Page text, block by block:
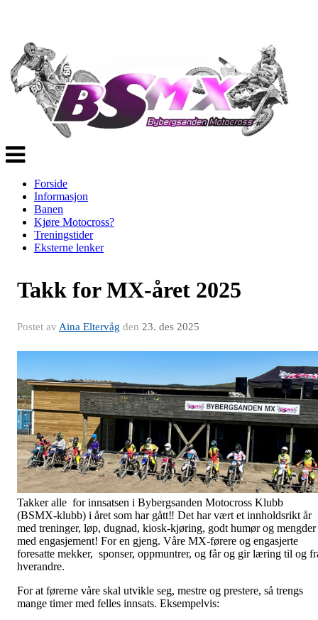
Veksle
navigasjon
Forside
Informasjon
Banen
Kjøre Motocross?
Treningstider
Eksterne lenker
Takk for MX-året 2025
Postet av Aina Eltervåg den 23. des 2025
Takker alle for innsatsen i Bybergsanden Motocross Klubb
(BSMX-klubb) i året som har gått‼️ Det har vært et innholdsrikt år
med treninger, løp, dugnad, kiosk-kjøring, godt humør og mengder
med engasjement! For en gjeng. Våre MX-førere og engasjerte
foresatte mekker, sponser, oppmuntrer, og får og gir læring til og
hverandre.
For at førerne våre skal utvikle seg, mestre og prestere, så trengs
mange timer med felles innsats. Eksempelvis: